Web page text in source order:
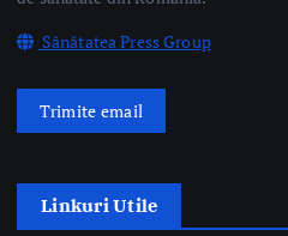
Despre Noi
Ro Health Review Strategies,
editorial cu conținut HIGH-
dimensiunii strategice, de
de sănătate din România.